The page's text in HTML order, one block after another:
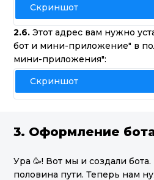
Скриншот
2.6. Этот адрес вам нужно
бот и мини-приложение" в
мини-приложения":
Скриншот
3. Оформление
Ура 🥳! Вот мы и создали бота.
половина пути. Теперь нам